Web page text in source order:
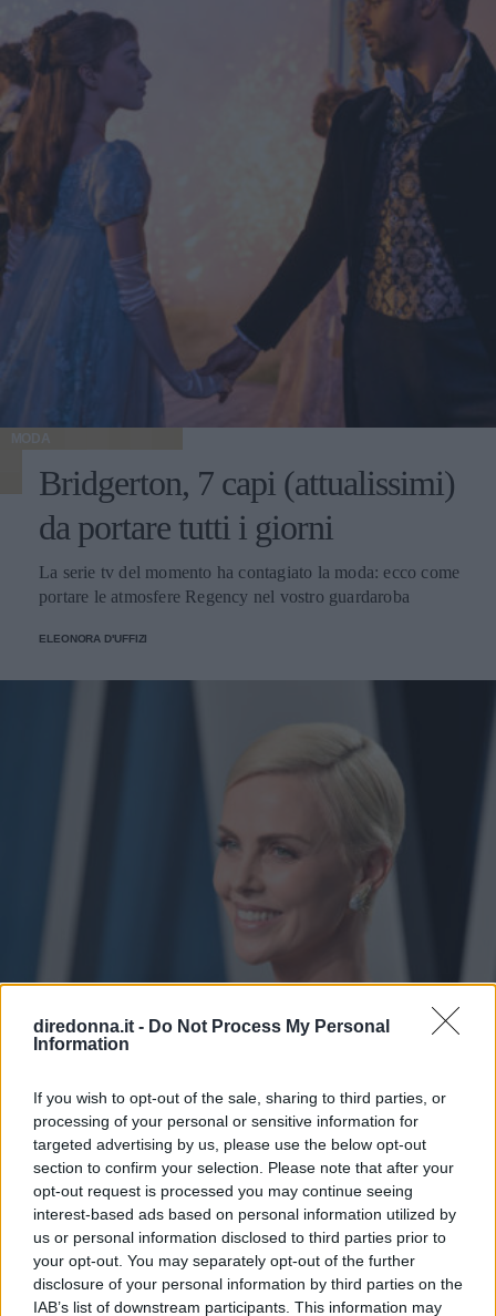
diredonna.it - Do Not Process My Personal
Information
If you wish to opt-out of the sale, sharing to third parties, or
processing of your personal or sensitive information for
targeted advertising by us, please use the below opt-out
section to confirm your selection. Please note that after your
opt-out request is processed you may continue seeing
interest-based ads based on personal information utilized by
us or personal information disclosed to third parties prior to
your opt-out. You may separately opt-out of the further
disclosure of your personal information by third parties on the
IAB’s list of downstream participants. This information may
MODA
Bridgerton, 7 capi (attualissimi)
da portare tutti i giorni
La serie tv del momento ha contagiato la moda: ecco come
portare le atmosfere Regency nel vostro guardaroba
ELEONORA D'UFFIZI
SPETTACOLO
The Old Guard dal 10 luglio
online su Netflix